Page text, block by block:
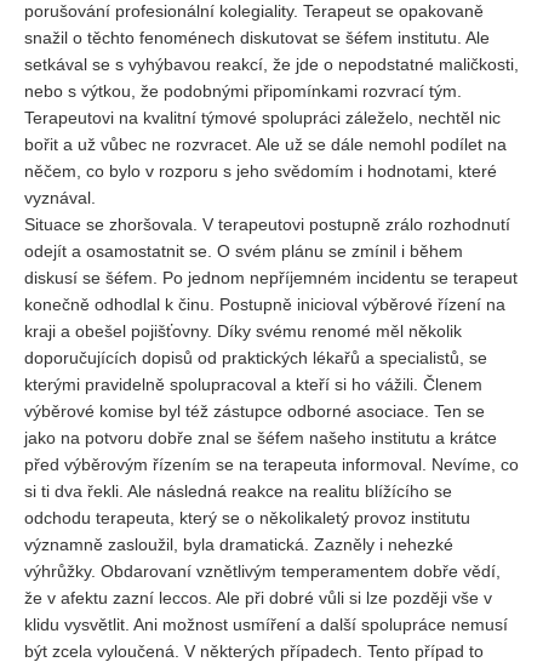
porušování profesionální kolegiality. Terapeut se opakovaně
snažil o těchto fenoménech diskutovat se šéfem institutu. Ale
setkával se s vyhýbavou reakcí, že jde o nepodstatné maličkosti,
nebo s výtkou, že podobnými připomínkami rozvrací tým.
Terapeutovi na kvalitní týmové spolupráci záleželo, nechtěl nic
bořit a už vůbec ne rozvracet. Ale už se dále nemohl podílet na
něčem, co bylo v rozporu s jeho svědomím i hodnotami, které
vyznával.
Situace se zhoršovala. V terapeutovi postupně zrálo rozhodnutí
odejít a osamostatnit se. O svém plánu se zmínil i během
diskusí se šéfem. Po jednom nepříjemném incidentu se terapeut
konečně odhodlal k činu. Postupně inicioval výběrové řízení na
kraji a obešel pojišťovny. Díky svému renomé měl několik
doporučujících dopisů od praktických lékařů a specialistů, se
kterými pravidelně spolupracoval a kteří si ho vážili. Členem
výběrové komise byl též zástupce odborné asociace. Ten se
jako na potvoru dobře znal se šéfem našeho institutu a krátce
před výběrovým řízením se na terapeuta informoval. Nevíme, co
si ti dva řekli. Ale následná reakce na realitu blížícího se
odchodu terapeuta, který se o několikaletý provoz institutu
významně zasloužil, byla dramatická. Zazněly i nehezké
výhrůžky. Obdarovaní vznětlivým temperamentem dobře vědí,
že v afektu zazní leccos. Ale při dobré vůli si lze později vše v
klidu vysvětlit. Ani možnost usmíření a další spolupráce nemusí
být zcela vyloučená. V některých případech. Tento případ to